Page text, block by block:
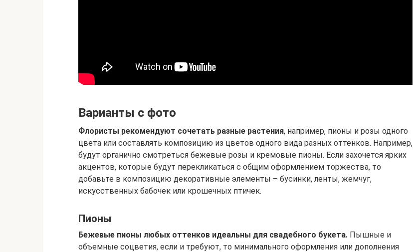
Варианты с фото
Флористы рекомендуют сочетать разные растения, например, пионы и розы одного
цвета или составлять композицию из цветов одного вида разных оттенков. Например,
будут органично смотреться бежевые розы и кремовые пионы. Если захочется ярких
акцентов, которые будут перекликаться с общим оформлением торжества, то
добавьте в композицию декоративные элементы – бусинки, ленты, жемчуг,
искусственных бабочек или крошечных птичек.
Пионы
Бежевые пионы любых оттенков идеальны для свадебного букета. Пышные и
объемные соцветия, если и требуют, то минимального оформления или дополнения